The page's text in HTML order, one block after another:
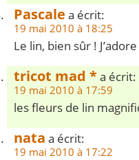
Pascale a écrit:
19 mai 2010 à 18:25
Le lin, bien sûr !
tricot mad *a écrit:
19 mai 2010 à 17:59
les fleurs de lin
nata a écrit:
19 mai 2010 à 17:22